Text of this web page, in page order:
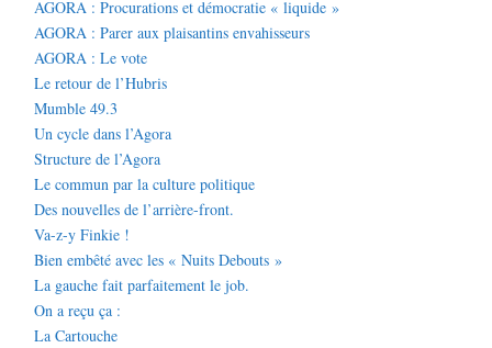
AGORA : Procurations et démocratie « liquide »
AGORA : Parer aux plaisantins envahisseurs
AGORA : Le vote
Le retour de l’Hubris
Mumble 49.3
Un cycle dans l’Agora
Structure de l’Agora
Le commun par la culture politique
Des nouvelles de l’arrière-front.
Va-z-y Finkie !
Bien embêté avec les « Nuits Debouts »
La gauche fait parfaitement le job.
On a reçu ça :
La Cartouche